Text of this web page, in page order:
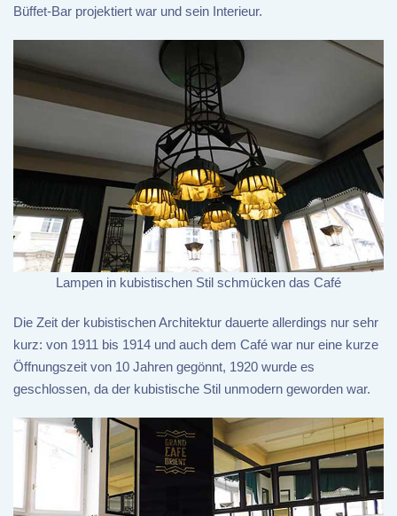
Büffet-Bar projektiert war und sein Interieur.
Lampen in kubistischen Stil schmücken das Café
Die Zeit der kubistischen Architektur dauerte allerdings nur sehr
kurz: von 1911 bis 1914 und auch dem Café war nur eine kurze
Öffnungszeit von 10 Jahren gegönnt, 1920 wurde es
geschlossen, da der kubistische Stil unmodern geworden war.